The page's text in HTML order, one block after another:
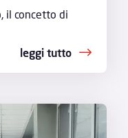
il concetto di
leggi tutto